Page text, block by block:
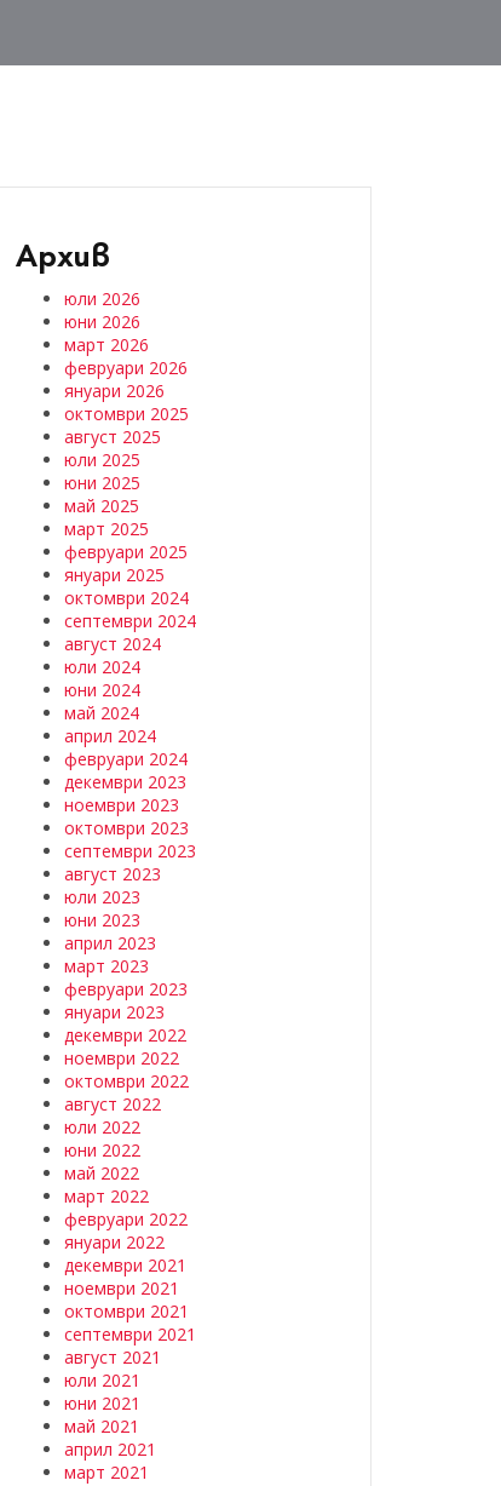
Архив
юли 2026
юни 2026
март 2026
февруари 2026
януари 2026
октомври 2025
август 2025
юли 2025
юни 2025
май 2025
март 2025
февруари 2025
януари 2025
октомври 2024
септември 2024
август 2024
юли 2024
юни 2024
май 2024
април 2024
февруари 2024
декември 2023
ноември 2023
октомври 2023
септември 2023
август 2023
юли 2023
юни 2023
април 2023
март 2023
февруари 2023
януари 2023
декември 2022
ноември 2022
октомври 2022
август 2022
юли 2022
юни 2022
май 2022
март 2022
февруари 2022
януари 2022
декември 2021
ноември 2021
октомври 2021
септември 2021
август 2021
юли 2021
юни 2021
май 2021
април 2021
март 2021